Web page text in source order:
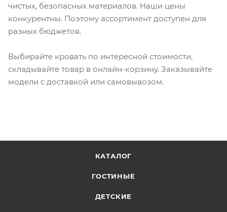
чистых, безопасных материалов. Наши цены
конкурентны. Поэтому ассортимент доступен для
разных бюджетов.
Выбирайте кровать по интересной стоимости,
складывайте товар в онлайн-корзину. Заказывайте
модели с доставкой или самовывозом.
КАТАЛОГ
ГОСТИНЫЕ
ДЕТСКИЕ